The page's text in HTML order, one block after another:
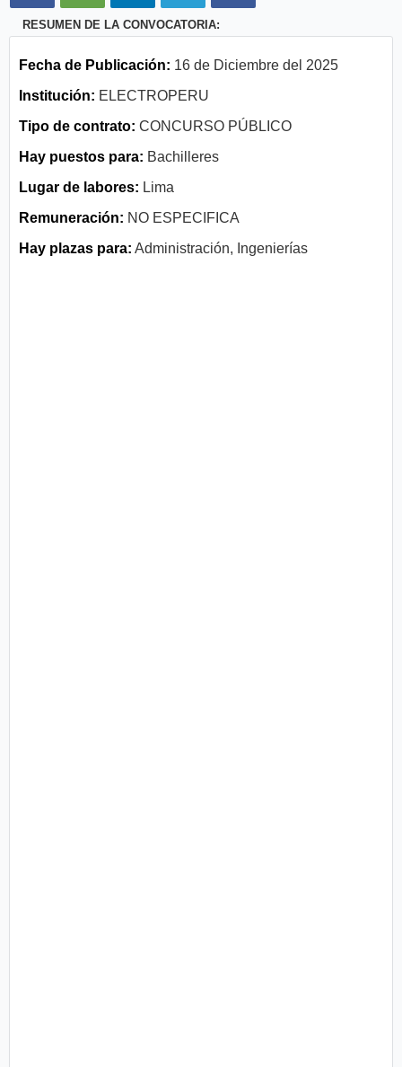
RESUMEN DE LA CONVOCATORIA:
Fecha de Publicación: 16 de Diciembre del 2025
Institución: ELECTROPERU
Tipo de contrato: CONCURSO PÚBLICO
Hay puestos para: Bachilleres
Lugar de labores: Lima
Remuneración: NO ESPECIFICA
Hay plazas para: Administración, Ingenierías